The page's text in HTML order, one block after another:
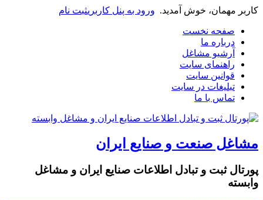
کاربر مهمان، خوش آمدید. ورود به پنل کاربریثبت نام
صفحه نخست
درباره ما
آرشیو مشاغل
راهنمای سایت
قوانین سایت
تبلیغات در سایت
تماس با ما
مشاغل صنعت و صنایع ایران
پورتال ثبت و تبادل اطلاعات صنایع ایران و مشاغل
وابسته